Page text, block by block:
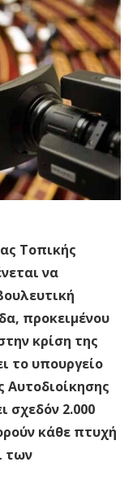
Τοπικής
να
προκειμένου
κρίση της
το υπουργείο
Αυτοδιοίκησης
σχεδόν 2.000
κάθε πτυχή
των